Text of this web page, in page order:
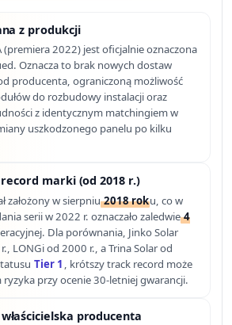
z produkcji
(premiera 2022) jest oficjalnie oznaczona
Oznacza to brak nowych dostaw
producenta, ograniczoną możliwość
do rozbudowy instalacji oraz
z identycznym matchingiem w
uszkodzonego panelu po kilku
marki (od 2018 r.)
założony w sierpniu2018 roku, co w
serii w 2022 r. oznaczało zaledwie4
Dla porównania, Jinko Solar
LONGi od 2000 r., a Trina Solar od
Tier 1 , krótszy track record może
ryzyka przy ocenie 30-letniej gwarancji.
producenta